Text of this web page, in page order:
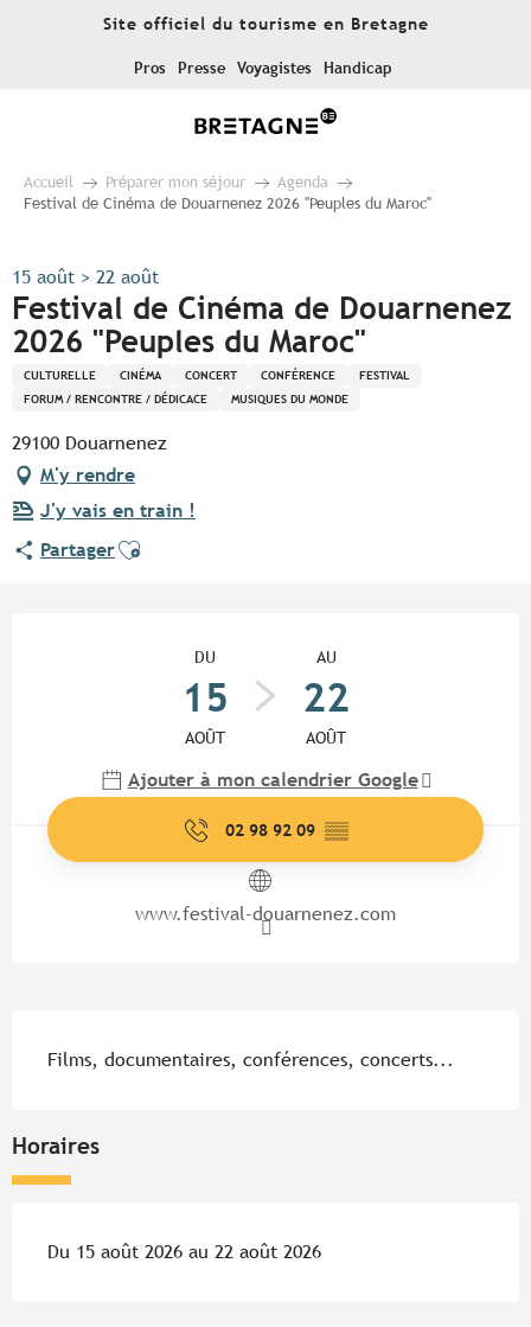
Site officiel du tourisme en Bretagne
Pros Presse Voyagistes Handicap
Accueil Préparer mon séjour
Agenda
Festival de Cinéma de Douarnenez 2026 "Peuples du Maroc"
15 août > 22 août
Festival de Cinéma de Douarnenez
2026 "Peuples du Maroc"
CULTURELLE CINÉMA CONCERT CONFÉRENCE
FESTIVAL
FORUM / RENCONTRE / DÉDICACE
MUSIQUES DU MONDE
29100 Douarnenez
M'y rendre
J'y vais en train !
PartagerAjouter aux favoris
DU
15
AOÛT
AU
22
AOÛT
Ajouter à mon calendrier Google
02 98 92 09 ▒▒
www.festival-douarnenez.com
Films, documentaires, conférences, concerts...
Horaires
Du 15 août 2026 au 22 août 2026